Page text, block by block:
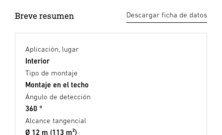
Breve resumen Descargar ficha de datos
Aplicación, lugar
Interior
Tipo de montaje
Montaje en el techo
Ángulo de detección
360 °
Alcance tangencial
Ø 12 m (113 m²)